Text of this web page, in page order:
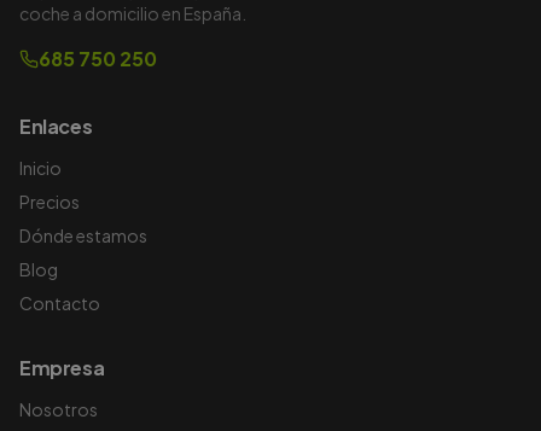
coche a domicilio en España.
685 750 250
Enlaces
Inicio
Precios
Dónde estamos
Blog
Contacto
Empresa
Nosotros